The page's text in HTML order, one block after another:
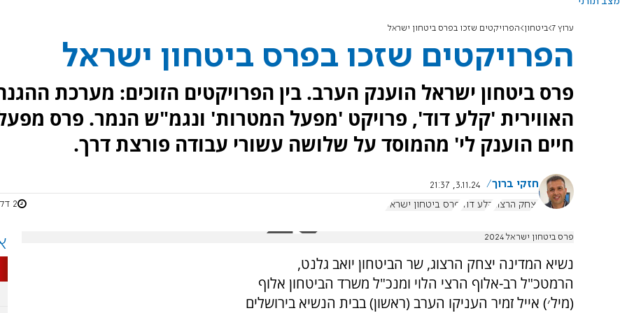
ערוץ 7 ביטחון הפרויקטים שזכו בפרס ביטחון ישראל
הפרויקטים שזכו בפרס ביטחון ישראל
פרס ביטחון ישראל הוענק הערב. בין הפרויקטים הזוכים: מערכת
האווירית 'קלע דוד', פרויקט 'מפעל המטרות' ונגמ"ש הנמר. פרס
חיים הוענק לי' מהמוסד על שלושה עשורי עבודה פורצת דרך.
חזקי ברוך
3.11.24, 21:37
יצחק הרצוג קלע דוד פרס ביטחון ישראל 2 דקות
פרס ביטחון ישראל 2024
נשיא המדינה יצחק הרצוג, שר הביטחון יואב גלנט,
הרמטכ"ל רב-אלוף הרצי הלוי ומנכ"ל משרד הביטחון אלוף
(מיל׳) אייל זמיר העניקו הערב (ראשון) בבית הנשיא בירושלים